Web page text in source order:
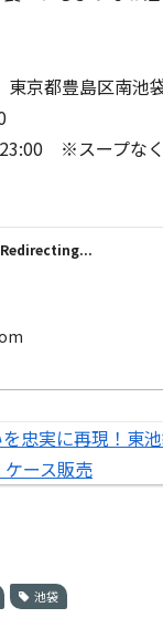
京都豊島区南池
※スープな
Redirecting...
池袋